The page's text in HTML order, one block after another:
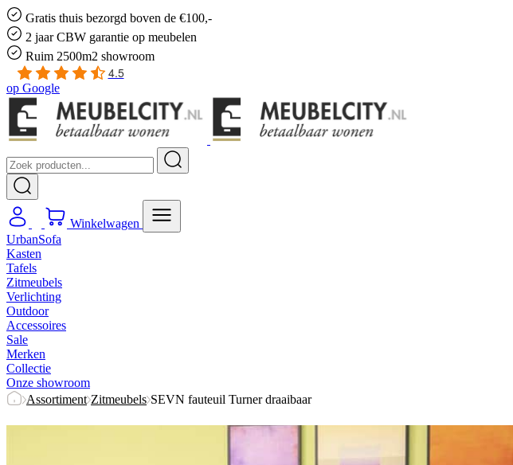
Gratis thuis bezorgd boven de €100,-
2 jaar CBW garantie op meubelen
Ruim 2500m2 showroom
4.5
op Google
Winkelwagen
UrbanSofa
Kasten
Tafels
Zitmeubels
Verlichting
Outdoor
Accessoires
Sale
Merken
Collectie
Onze showroom
Assortiment Zitmeubels SEVN fauteuil Turner draaibaar